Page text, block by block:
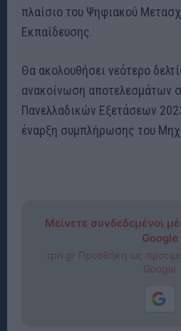
πλαίσιο του Ψηφιακού
Εκπαίδευσης.
Θα ακολουθήσει νεότερο
ανακοίνωση αποτελεσμάτων
Πανελλαδικών Εξετάσεων
έναρξη συμπλήρωσης του
Μείνετε συνδεδεμένοι
Google
rpn.gr Προσθήκη ως
Google